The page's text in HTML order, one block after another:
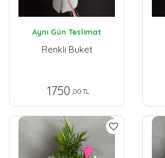
Aynı Gün Teslimat
Renkli Buket
1750 ,00 TL